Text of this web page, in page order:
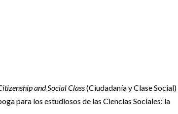
and Social Class(Ciudadanía y Clase Social)
para los estudiosos de las Ciencias Sociales: la